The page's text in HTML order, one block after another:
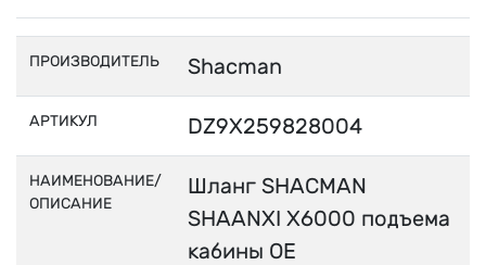
ПРОИЗВОДИТЕЛЬ Shacman
АРТИКУЛ DZ9X259828004
НАИМЕНОВАНИЕ/
ОПИСАНИЕ
Шланг SHACMAN
SHAANXI X6000 подъема
кабины OE